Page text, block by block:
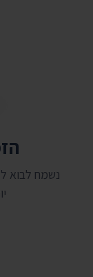
נשמח לבוא